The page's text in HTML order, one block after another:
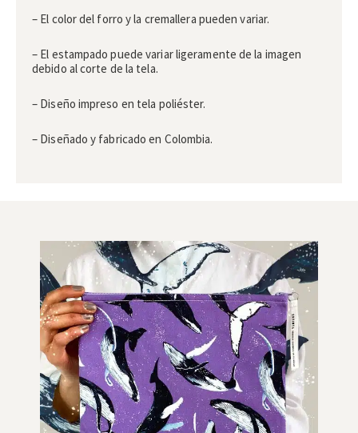
– El color del forro y la cremallera pueden variar.
– El estampado puede variar ligeramente de la imagen
debido al corte de la tela.
– Diseño impreso en tela poliéster.
– Diseñado y fabricado en Colombia.